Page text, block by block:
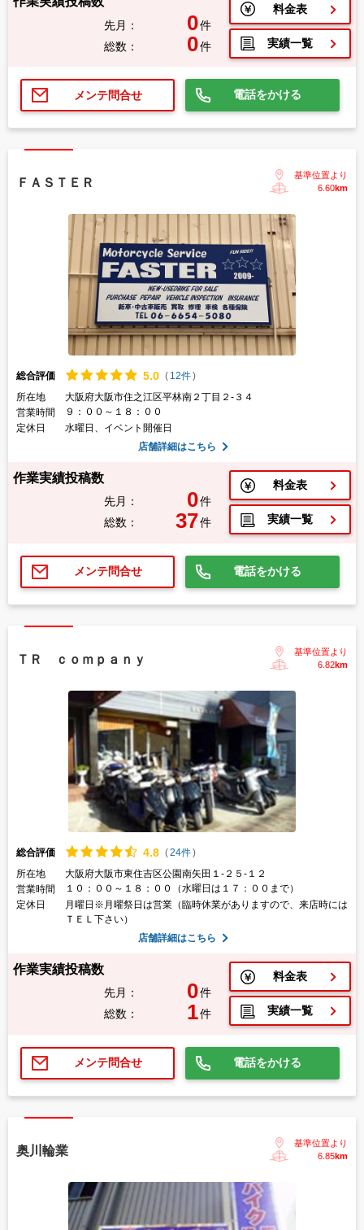
先月： 0件
総数：
0件
料金表
実績一覧
メンテ問合せ 電話をかける
ＦＡＳＴＥＲ
基準位置より
6.60km
総合評価 5.0 ( 12件)
所在地
大阪府大阪市住之江区平林南２丁目２-３４
営業時間
９：００～１８：００
定休日
水曜日、イベント開催日
店舗詳細はこちら
作業実績投稿数
先月： 0件
総数：
37件
料金表
実績一覧
メンテ問合せ 電話をかける
ＴＲ ｃｏｍｐａｎｙ
基準位置より
6.82km
総合評価 4.8 (24件)
所在地
大阪府大阪市東住吉区公園南矢田１-２５-１２
営業時間
１０：００～１８：００（水曜日は１７：００まで）
定休日
月曜日※月曜祭日は営業（臨時休業がありますので、来店時には
ＴＥＬ下さい）
店舗詳細はこちら
作業実績投稿数
先月： 0件
総数：
1件
料金表
実績一覧
メンテ問合せ 電話をかける
奥川輪業
基準位置より
6.85km